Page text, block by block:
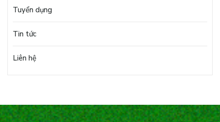
Tuyển dụng
Tin tức
Liên hệ